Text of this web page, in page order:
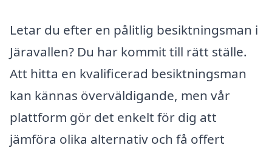
Letar du efter en pålitlig besiktningsman i
Järavallen? Du har kommit till rätt ställe.
Att hitta en kvalificerad besiktningsman
kan kännas överväldigande, men vår
plattform gör det enkelt för dig att
jämföra olika alternativ och få offert